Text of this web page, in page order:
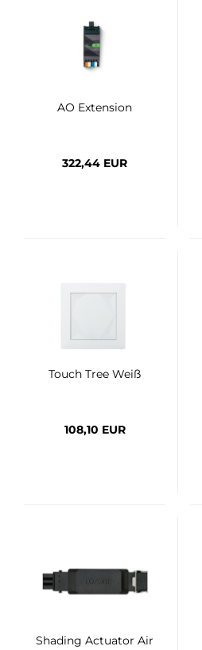
AO Extension
322,44 EUR
Touch Tree Weiß
108,10 EUR
Shading Actuator Air